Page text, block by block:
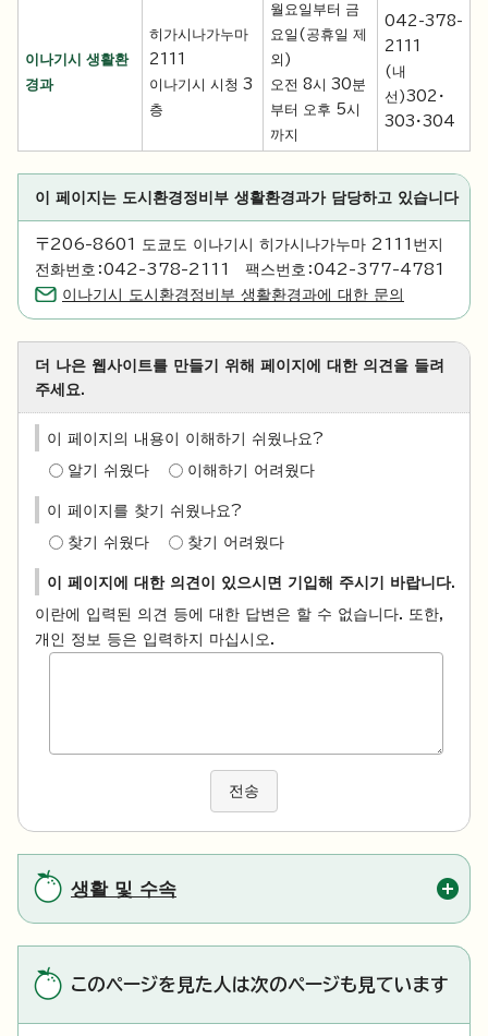
이나기시 생활환
경과
히가시나가누마
2111
이나기시 시청 3
층
월요일부터 금
요일(공휴일 제
외)
오전 8시 30분
부터 오후 5시
까지
042-378-
2111
(내
선)302・
303・304
이 페이지는 도시환경정비부 생활환경과가 담당하고 있습니다
〒206-8601 도쿄도 이나기시 히가시나가누마 2111번지
전화번호：042-378-2111 팩스번호：042-377-4781
이나기시 도시환경정비부 생활환경과에 대한 문의
더 나은 웹사이트를 만들기 위해 페이지에 대한 의견을 들려
주세요.
이 페이지의 내용이 이해하기 쉬웠나요?
알기 쉬웠다 이해하기 어려웠다
이 페이지를 찾기 쉬웠나요?
찾기 쉬웠다 찾기 어려웠다
이 페이지에 대한 의견이 있으시면 기입해 주시기 바랍니다.
이란에 입력된 의견 등에 대한 답변은 할 수 없습니다. 또한,
개인 정보 등은 입력하지 마십시오.
전송
생활 및 수속
このページを見た人は次のページも見ています